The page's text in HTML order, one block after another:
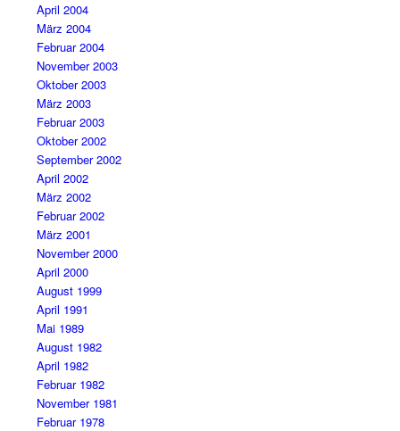
April 2004
März 2004
Februar 2004
November 2003
Oktober 2003
März 2003
Februar 2003
Oktober 2002
September 2002
April 2002
März 2002
Februar 2002
März 2001
November 2000
April 2000
August 1999
April 1991
Mai 1989
August 1982
April 1982
Februar 1982
November 1981
Februar 1978